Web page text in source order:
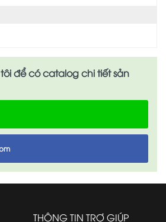
để có catalog chi tiết sản
THÔNG TIN TRỢ GIÚP